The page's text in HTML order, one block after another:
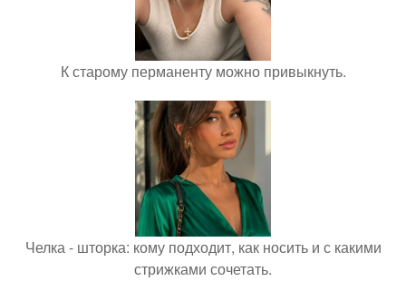
К старому перманенту можно привыкнуть.
Челка - шторка: кому подходит, как носить и с какими
стрижками сочетать.